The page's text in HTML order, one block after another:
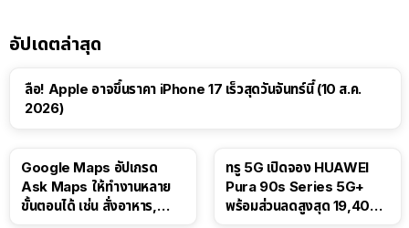
อัปเดตล่าสุด
ลือ! Apple อาจขึ้นราคา iPhone 17 เร็วสุดวันจันทร์นี้ (10 ส.ค.
2026)
Google Maps อัปเกรด
Ask Maps ให้ทำงานหลาย
ขั้นตอนได้ เช่น สั่งอาหาร,
ทรู 5G เปิดจอง HUAWEI
Pura 90s Series 5G+
พร้อมส่วนลดสูงสุด 19,400